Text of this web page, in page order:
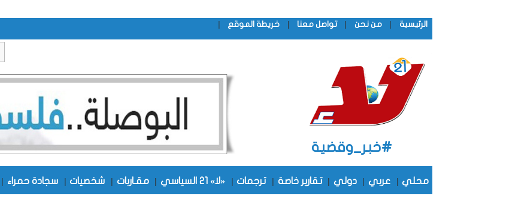
الرئيسية | من نحن | تواصل معنا | خريطة الموقع |
#خبر_وقضية
محلي | عربي | دولي | تقارير خاصة | ترجمات | «لا» 21 السياسي | مقـاربات | شخصيات | سجادة حمراء |